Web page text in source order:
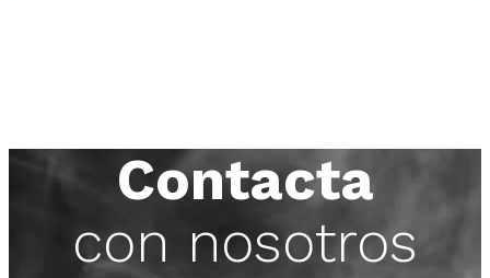
Contacta
con nosotros